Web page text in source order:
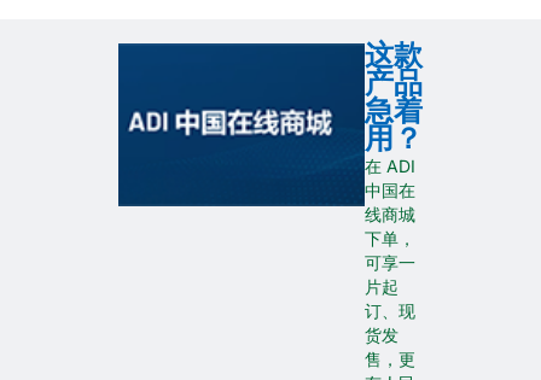
这款
产品
急着
用？
在 ADI
中国在
线商城
下单，
可享一
片起
订、现
货发
售，更